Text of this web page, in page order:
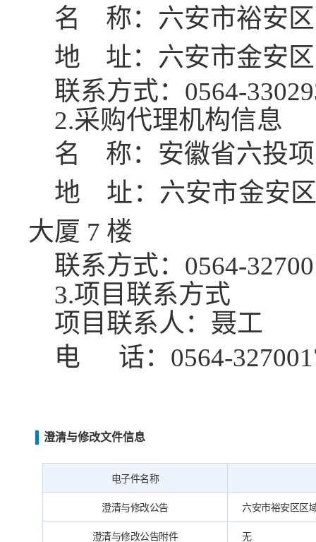
名
称：六安市裕安
地
址：六安市金安
联系方式： 0564-
2.采购代理机构信息
名
称：安徽省六投
地
址：六安市金安
大厦 7 楼
联系方式： 0564-
3.项目联系方式
项目联系人：聂工
电
话： 0564-
澄清与修改文件信息
电子件名称
澄清与修改公告 六安市裕安区区
澄清与修改公告附件 无